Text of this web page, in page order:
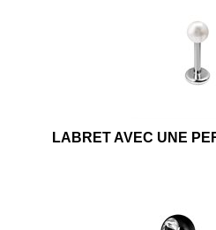
LABRET AVEC UNE